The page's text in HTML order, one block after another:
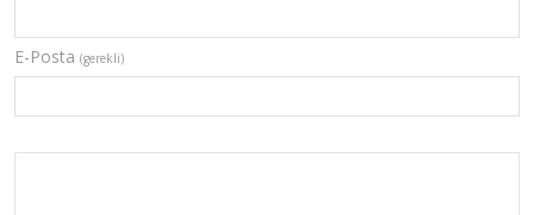
E-Posta (gerekli)